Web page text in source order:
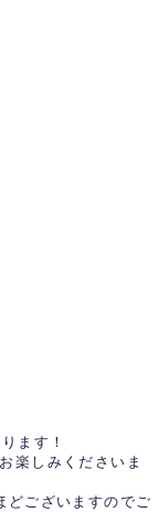
ます！
楽しみくださいま
どございますのでご